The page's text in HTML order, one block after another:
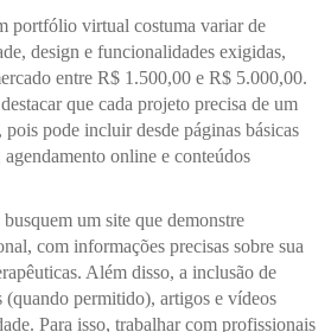
portfólio virtual costuma variar de
design e funcionalidades exigidas,
entre R$ 1.500,00 e R$ 5.000,00.
que cada projeto precisa de um
pode incluir desde páginas básicas
online e conteúdos
um site que demonstre
com informações precisas sobre sua
Além disso, a inclusão de
(quando permitido), artigos e vídeos
Para isso, trabalhar com profissionais